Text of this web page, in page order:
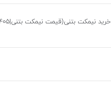
خرید نیمکت بتنی(قیمت نیمکت بتنی|1405)